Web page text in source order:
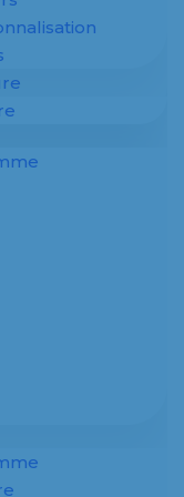
du
c’est
du secteur
face les
diminution
depuis